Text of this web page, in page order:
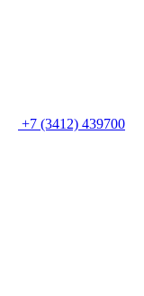
+7 (3412) 439700